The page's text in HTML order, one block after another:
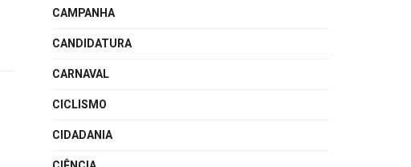
CAMPANHA
CANDIDATURA
CARNAVAL
CICLISMO
CIDADANIA